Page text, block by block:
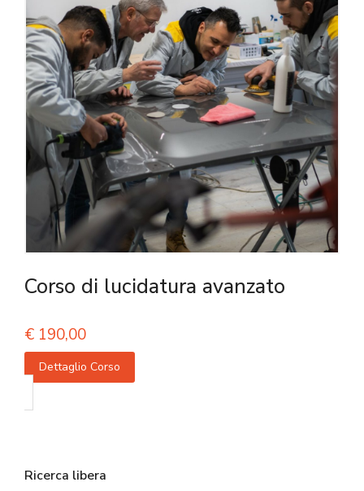
Corso di lucidatura avanzato
€ 190,00
Dettaglio Corso
Ricerca libera